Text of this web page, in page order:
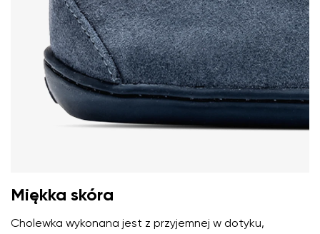
Miękka skóra
Cholewka wykonana jest z przyjemnej w dotyku,